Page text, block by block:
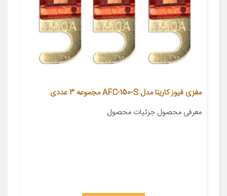
مغزی فیوز کارینا مدل AFC-150-S مجموعه 3 عددی
معرفی محصول جزئیات محصول